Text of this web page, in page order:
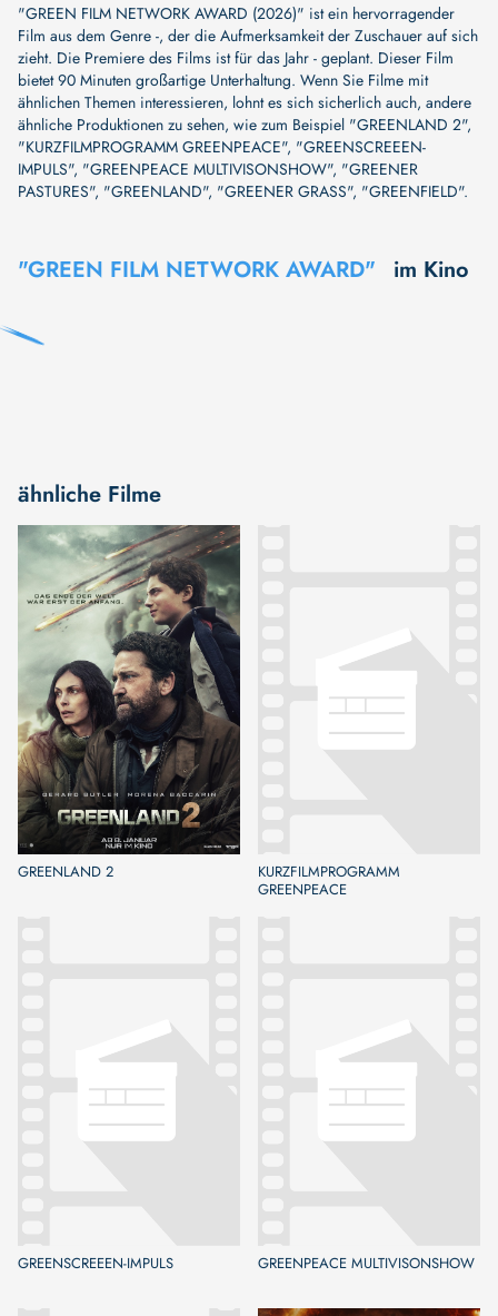
"GREEN FILM NETWORK AWARD (2026)" ist ein hervorragender
Film aus dem Genre -, der die Aufmerksamkeit der Zuschauer auf sich
zieht. Die Premiere des Films ist für das Jahr - geplant. Dieser Film
bietet 90 Minuten großartige Unterhaltung. Wenn Sie Filme mit
ähnlichen Themen interessieren, lohnt es sich sicherlich auch, andere
ähnliche Produktionen zu sehen, wie zum Beispiel "GREENLAND 2",
"KURZFILMPROGRAMM GREENPEACE", "GREENSCREEEN-
IMPULS", "GREENPEACE MULTIVISONSHOW", "GREENER
PASTURES", "GREENLAND", "GREENER GRASS", "GREENFIELD".
"GREEN FILM NETWORK AWARD" im Kino
ähnliche Filme
GREENLAND 2
KURZFILMPROGRAMM
GREENPEACE
GREENSCREEEN-IMPULS GREENPEACE MULTIVISONSHOW